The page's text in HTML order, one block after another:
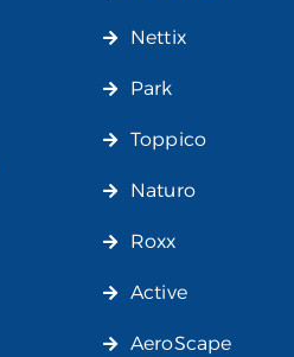
Nettix
Park
Toppico
Naturo
Roxx
Active
AeroScape